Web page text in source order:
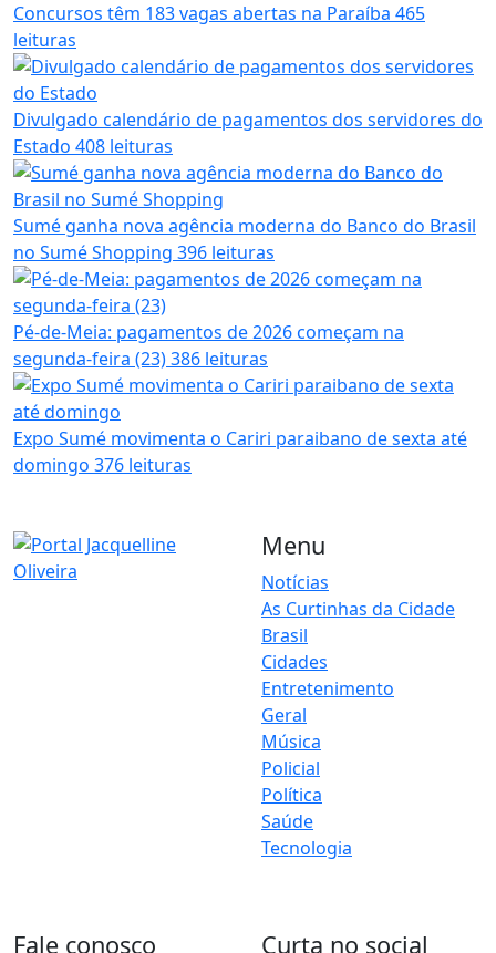
Concursos têm 183 vagas abertas na Paraíba 465
leituras
Divulgado calendário de pagamentos dos servidores do
Estado 408 leituras
Sumé ganha nova agência moderna do Banco do Brasil
no Sumé Shopping 396 leituras
Pé-de-Meia: pagamentos de 2026 começam na
segunda-feira (23)386 leituras
Expo Sumé movimenta o Cariri paraibano de sexta até
domingo 376 leituras
Menu
Notícias
As Curtinhas da Cidade
Brasil
Cidades
Entretenimento
Geral
Música
Policial
Política
Saúde
Tecnologia
Fale conosco Curta no social